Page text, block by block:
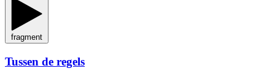
fragment
Tussen de regels